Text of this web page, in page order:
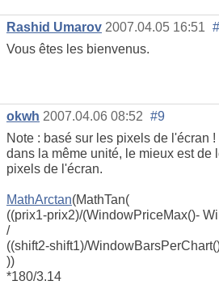
Rashid Umarov 2007.04.05 16:51
Vous êtes les bienvenus.
okwh 2007.04.06 08:52 #9
Note : basé sur les pixels de l'écran
dans la même unité, le mieux est de
pixels de l'écran.
MathArctan(MathTan(
((prix1-prix2)/(WindowPriceMax()-
/
((shift2-shift1)/
))
*180/3.14